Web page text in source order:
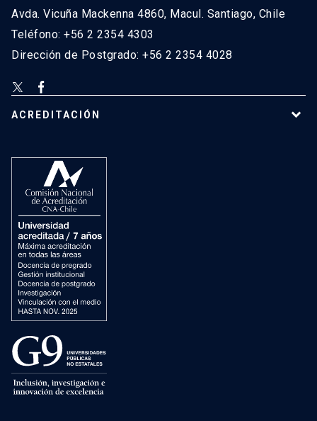
Avda. Vicuña Mackenna 4860, Macul. Santiago, Chile
Teléfono: +56 2 2354 4303
Dirección de Postgrado: +56 2 2354 4028
ACREDITACIÓN